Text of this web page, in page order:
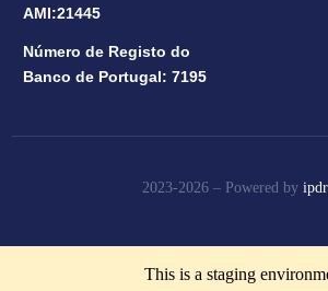
AMI:21445
Número de Registo do
Banco de Portugal: 7195
2023-2026 – Powered by
This is a staging